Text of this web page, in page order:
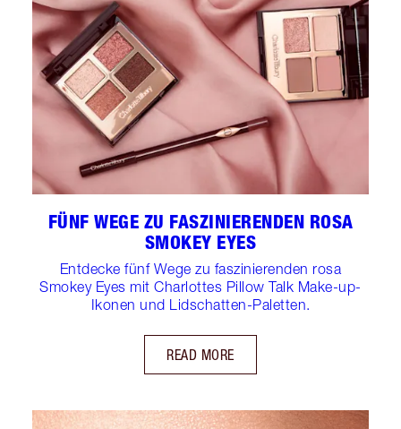
FÜNF WEGE ZU FASZINIERENDEN ROSA
SMOKEY EYES
Entdecke fünf Wege zu faszinierenden rosa
Smokey Eyes mit Charlottes Pillow Talk Make-up-
Ikonen und Lidschatten-Paletten.
READ MORE